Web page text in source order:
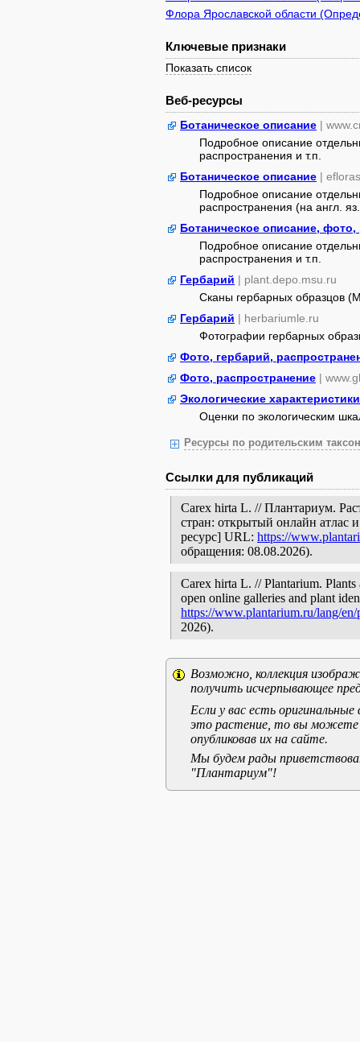
Флора Ярославской области
Ключевые признаки
Показать список
Веб-ресурсы
Ботаническое описание |
Подробное описание
распространения и т.п.
Ботаническое описание |
Подробное описание
распространения (на англ.
Ботаническое описание, фото,
Подробное описание
распространения и т.п.
Гербарий | plant.depo.msu.ru
Сканы гербарных образцов
Гербарий | herbariumle.ru
Фотографии гербарных
Фото, гербарий,
Фото, распространение |
Экологические характеристики
Оценки по экологическим
Ресурсы по родительским
Ссылки для публикаций
Carex hirta L. // Плантариум.
стран: открытый онлайн атлас
ресурс] URL: https://
обращения: 08.08.2026).
Carex hirta L. // Plantarium.
open online galleries and plant
https://www.plantarium.ru/lang/
2026).
Возможно, коллекция
получить исчерпывающее
Если у вас есть
это растение, то вы можете
опубликовав их на сайте.
Мы будем рады
"Плантариум"!